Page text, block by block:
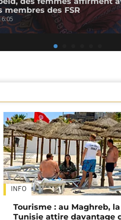
membres des FSR
INFO
Tourisme : au Maghreb, la
Tunisie attire davantage